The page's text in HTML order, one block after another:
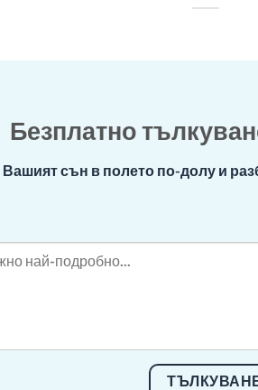
Безплатно
сън в полето по-долу и